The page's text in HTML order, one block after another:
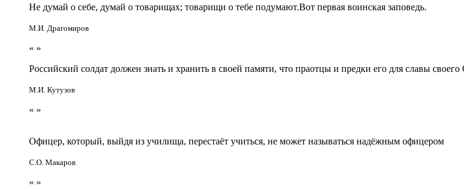
Не думай о себе, думай о товарищах; товарищи о тебе подумают.Вот первая воинская заповедь.
М.И. Драгомиров
« »
Российский солдат должен знать и хранить в своей памяти, что праотцы и предки его для славы
М.И. Кутузов
« »
Офицер, который, выйдя из училища, перестаёт учиться, не может называться надёжным офицером
С.О. Макаров
« »